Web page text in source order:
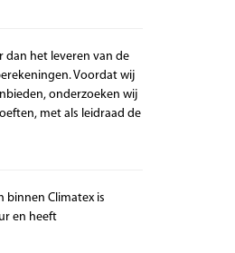
dan het leveren van de
Voordat wij
onderzoeken wij
met als leidraad de
binnen Climatex is
en heeft